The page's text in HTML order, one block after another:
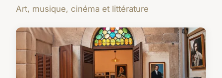
Art, musique, cinéma et littérature